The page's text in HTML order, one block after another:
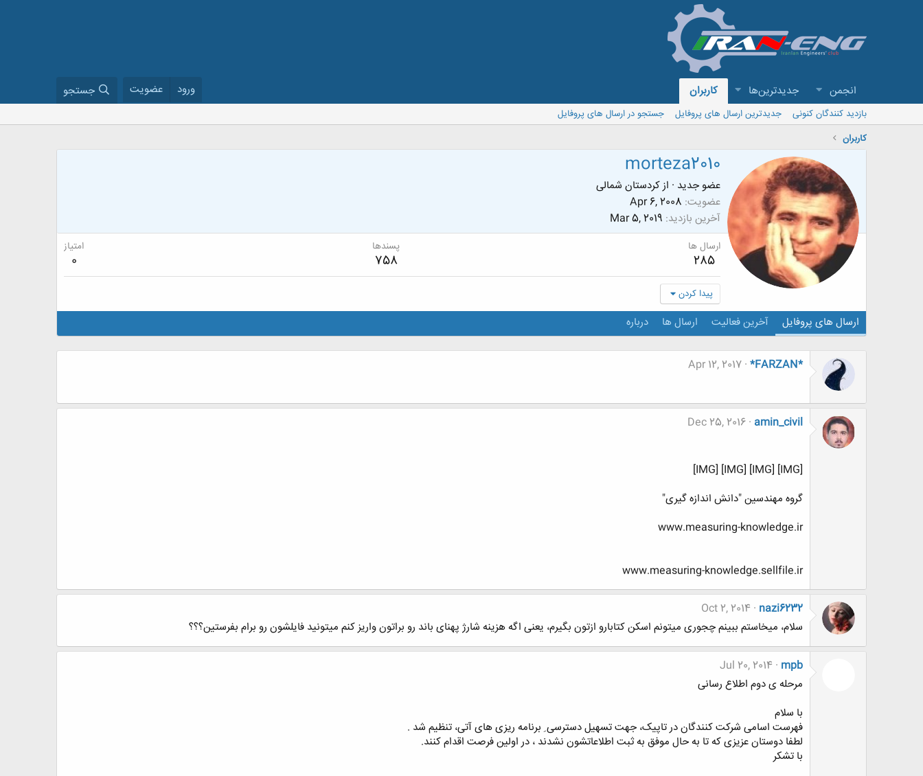
انجمن جدیدترین‌ها کاربران ورود عضویت جستجو
بازدید کنندگان کنونی جدیدترین ارسال های پروفایل
جستجو در ارسال های پروفایل
کاربران
morteza2010
عضو جدید · ازکردستان شمالی
عضویت Apr 6, 2008
آخرین بازدید Mar 5, 2019
ارسال ها
285
پسندها
758
امتیاز
0
پیدا کردن
ارسال های پروفایل آخرین فعالیت ارسال ها درباره
*FARZAN*
Apr 12, 2017
amin_civil
Dec 25, 2016
[IMG] [IMG] [IMG] [IMG]
گروه مهندسین "دانش اندازه گیری"
www.measuring-knowledge.ir
www.measuring-knowledge.sellfile.ir
nazi6232
Oct 2, 2014
سلام، میخاستم ببینم چجوری میتونم اسکن کتابارو ازتون بگیرم، یعنی اگه هزینه شارژ پهنای باند رو براتون واریز کنم میتونید فایلشون رو برام بفرستین؟؟؟
mpb
Jul 20, 2014
مرحله ی دوم اطلاع رسانی
با سلام
فهرست اسامی شرکت کنندگان در تاپیک، جهت تسهیل دسترسی ِ برنامه ریزی های آتی، تنظیم شد .
لطفا دوستان عزیزی که تا به حال موفق به ثبت اطلاعاتشون نشدند ، در اولین فرصت اقدام کنند.
با تشکر